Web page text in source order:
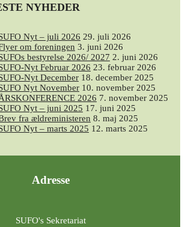
NYHEDER
Nyt – juli 2026 29. juli 2026
om foreningen 3. juni 2026
bestyrelse 2026/ 2027 2. juni 2026
Nyt Februar 2026 23. februar 2026
Nyt December 18. december 2025
Nyt November 10. november 2025
2026 7. november 2025
Nyt – juni 2025 17. juni 2025
fra ældreministeren 8. maj 2025
Nyt – marts 2025 12. marts 2025
Adresse
SUFO's Sekretariat